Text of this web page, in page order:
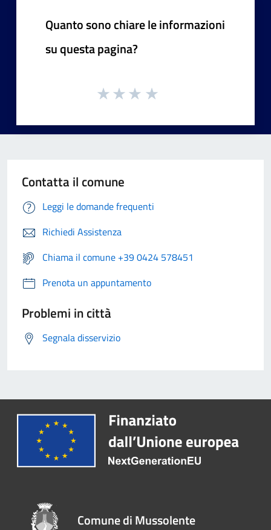
Quanto sono chiare le informazioni
su questa pagina?
Contatta il comune
Leggi le domande frequenti
Richiedi Assistenza
Chiama il comune +39 0424 578451
Prenota un appuntamento
Problemi in città
Segnala disservizio
Comune di Mussolente